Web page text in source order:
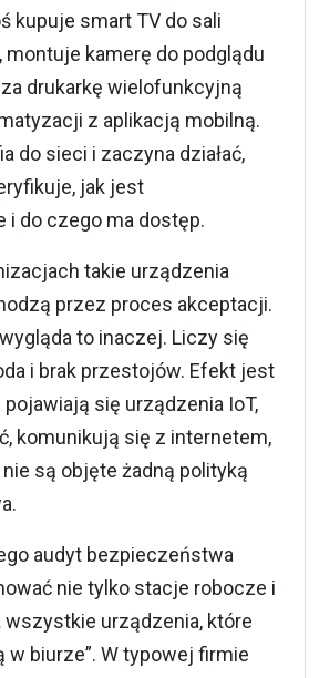
kupuje smart TV do sali
kamerę do podglądu
drukarkę wielofunkcyjną
z aplikacją mobilną.
do sieci i zaczyna działać,
jak jest
i do czego ma dostęp.
takie urządzenia
przez proces akceptacji.
to inaczej. Liczy się
i brak przestojów. Efekt jest
się urządzenia IoT,
komunikują się z internetem,
są objęte żadną polityką
audyt bezpieczeństwa
nie tylko stacje robocze i
wszystkie urządzenia, które
w biurze”. W typowej firmie